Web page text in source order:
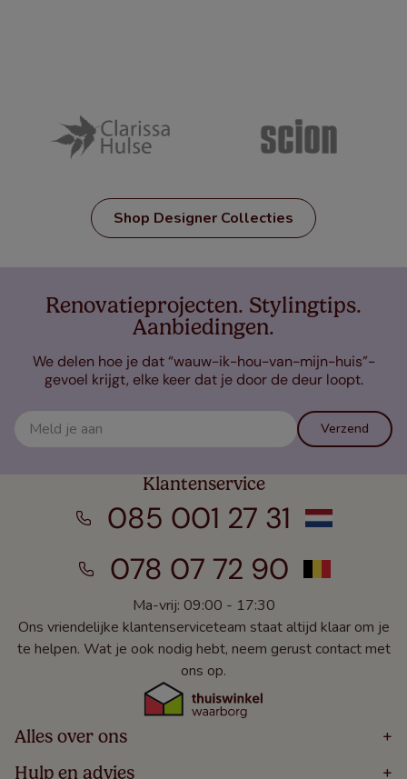
Shop Designer Collecties
Renovatieprojecten. Stylingtips.
Aanbiedingen.
We delen hoe je dat “wauw-ik-hou-van-mijn-huis”-
gevoel krijgt, elke keer dat je door de deur loopt.
Verzend
Klantenservice
085 001 27 31
078 07 72 90
Ma-vrij: 09:00 - 17:30
Ons vriendelijke klantenserviceteam staat altijd klaar om je
te helpen. Wat je ook nodig hebt, neem gerust contact met
ons op.
Alles over ons +
Home
Hulp en advies +